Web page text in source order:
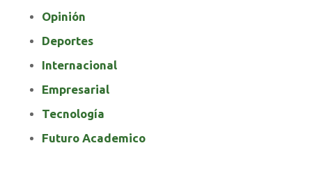
Opinión
Deportes
Internacional
Empresarial
Tecnología
Futuro Academico